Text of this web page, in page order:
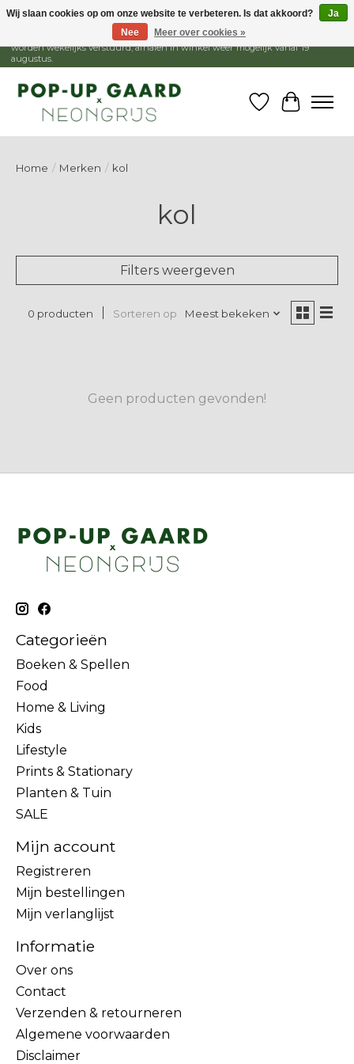
1 - 15 augustus is de winkel gesloten, webshop blijft open. Bestellingen
worden wekelijks verstuurd, afhalen in winkel weer mogelijk vanaf 19
augustus.
Verlanglijst
Home / Merken / kol
kol
Filters weergeven
0 producten Sorteren op Meest bekeken
Geen producten gevonden!
Categorieën
Boeken & Spellen
Food
Home & Living
Kids
Lifestyle
Prints & Stationary
Planten & Tuin
SALE
Mijn account
Registreren
Mijn bestellingen
Mijn verlanglijst
Informatie
Over ons
Contact
Verzenden & retourneren
Algemene voorwaarden
Disclaimer
Wij slaan cookies op om onze website te verbeteren. Is dat akkoord?
Ja
Nee
Meer over cookies »